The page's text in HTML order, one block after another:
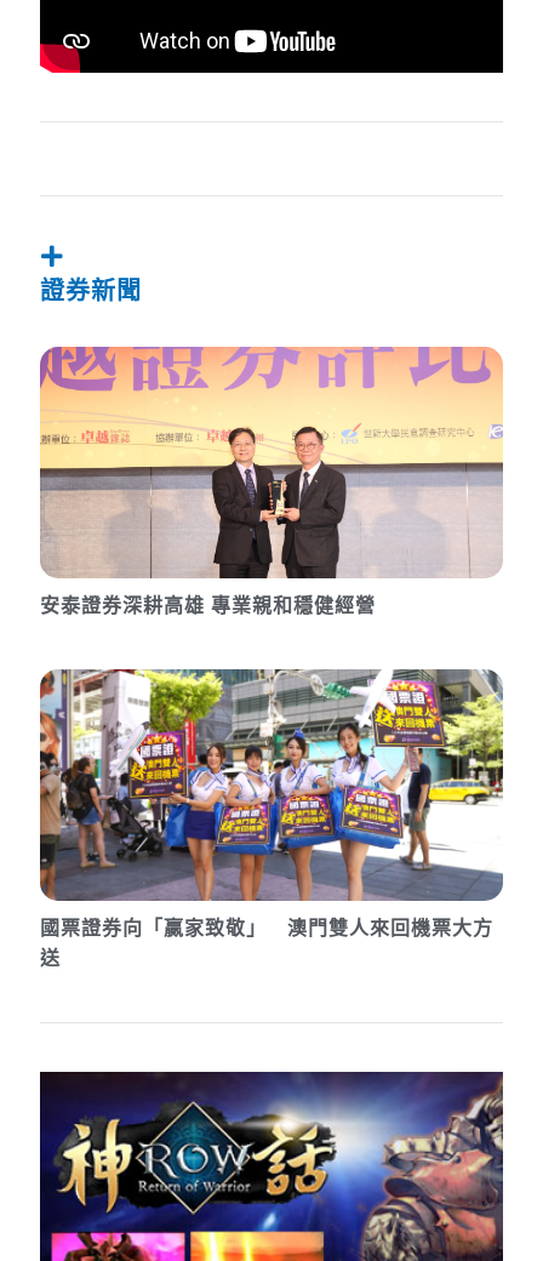
證券新聞
安泰證券深耕高雄 專業親和穩健經營
國票證券向「贏家致敬」 澳門雙人來回機票大方
送